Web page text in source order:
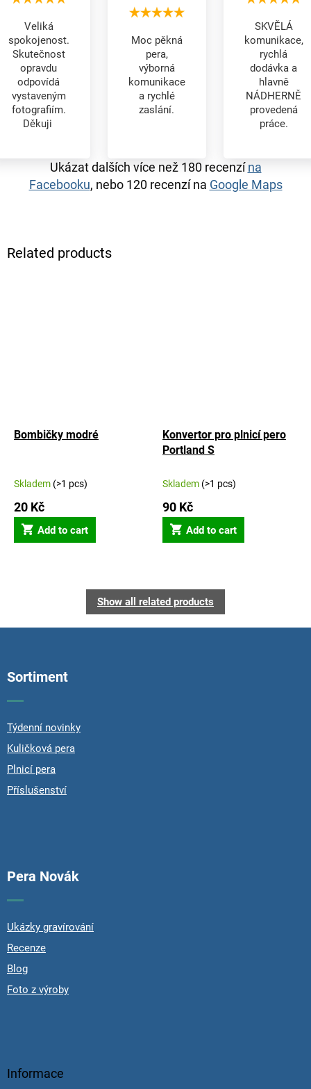
Related products
Bombičky modré
Skladem (>1 pcs)
20 Kč
Add to cart
Konvertor pro plnicí pero
Portland S
Skladem (>1 pcs)
90 Kč
Add to cart
Show all related products
Veliká
spokojenost.
Skutečnost
opravdu
odpovídá
vystaveným
fotografiím.
Děkuji
Moc pěkná
pera,
výborná
komunikace
a rychlé
zaslání.
SKVĚLÁ
komunikace,
rychlá
dodávka a
hlavně
NÁDHERNĚ
provedená
práce.
Ukázat dalších více než 180 recenzína
Facebooku, nebo 120 recenzí na Google Maps
Sortiment
Týdenní novinky
Kuličková pera
Plnicí pera
Příslušenství
Pera Novák
Ukázky gravírování
Recenze
Blog
Foto z výroby
Informace